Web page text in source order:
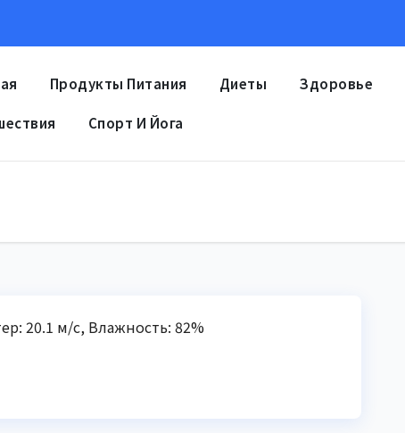
Продукты Питания Диеты Здоровье
Спорт И Йога
20.1 м/с, Влажность: 82%